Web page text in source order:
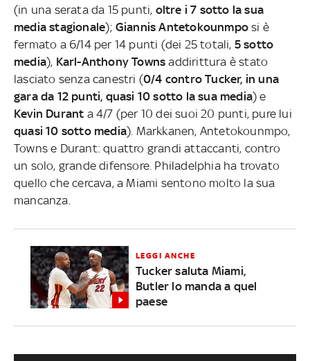
(in una serata da 15 punti, oltre i 7 sotto la sua
media stagionale); Giannis Antetokounmpo si è
fermato a 6/14 per 14 punti (dei 25 totali, 5 sotto
media), Karl-Anthony Towns addirittura è stato
lasciato senza canestri (0/4 contro Tucker, in una
gara da 12 punti, quasi 10 sotto la sua media) e
Kevin Durant a 4/7 (per 10 dei suoi 20 punti, pure lui
quasi 10 sotto media). Markkanen, Antetokounmpo,
Towns e Durant: quattro grandi attaccanti, contro
un solo, grande difensore. Philadelphia ha trovato
quello che cercava, a Miami sentono molto la sua
mancanza.
LEGGI ANCHE
Tucker saluta Miami,
Butler lo manda a quel
paese